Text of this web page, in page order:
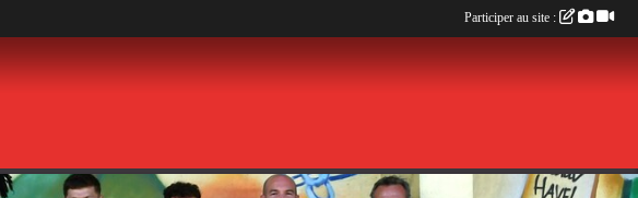
Participer au site :